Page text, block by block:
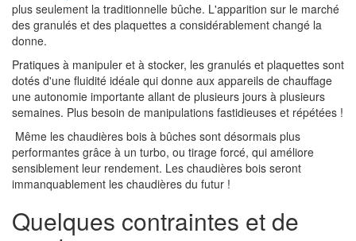
plus seulement la traditionnelle bûche. L'apparition sur le marché
des granulés et des plaquettes a considérablement changé la
donne.
Pratiques à manipuler et à stocker, les granulés et plaquettes sont
dotés d'une fluidité idéale qui donne aux appareils de chauffage
une autonomie importante allant de plusieurs jours à plusieurs
semaines. Plus besoin de manipulations fastidieuses et répétées !
Même les chaudières bois à bûches sont désormais plus
performantes grâce à un turbo, ou tirage forcé, qui améliore
sensiblement leur rendement. Les chaudières bois seront
immanquablement les chaudières du futur !
Quelques contraintes et de